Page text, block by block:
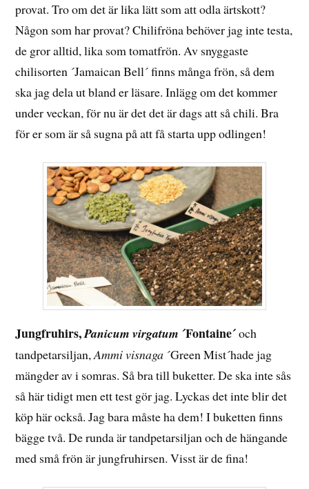
provat. Tro om det är lika lätt som att odla ärtskott?
Någon som har provat? Chilifröna behöver jag inte testa,
de gror alltid, lika som tomatfrön. Av snyggaste
chilisorten ´Jamaican Bell´ finns många frön, så dem
ska jag dela ut bland er läsare. Inlägg om det kommer
under veckan, för nu är det det är dags att så chili. Bra
för er som är så sugna på att få starta upp odlingen!
Jungfruhirs,Panicum virgatum ´Fontaine´och
tandpetarsiljan,Ammi visnaga ´Green Mist´hade jag
mängder av i somras. Så bra till buketter. De ska inte sås
så här tidigt men ett test gör jag. Lyckas det inte blir det
köp här också. Jag bara måste ha dem! I buketten finns
bägge två. De runda är tandpetarsiljan och de hängande
med små frön är jungfruhirsen. Visst är de fina!